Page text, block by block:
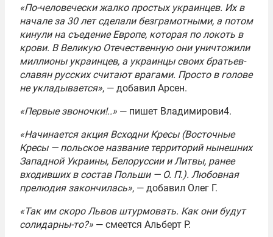
«По-человечески жалко простых украинцев. Их в
начале за 30 лет сделали безграмотными, а потом
кинули на съедение Европе, которая по локоть в
крови. В Великую Отечественную они уничтожили
миллионы украинцев, а украинцы своих братьев-
славян русских считают врагами. Просто в голове
не укладывается», — добавил Арсен.
«Первые звоночки!..» — пишет Владимирови4.
«Начинается акция Всходни Кресы (Восточные
Кресы — польское название территорий нынешних
Западной Украины, Белоруссии и Литвы, ранее
входивших в состав Польши — О. П.). Любовная
прелюдия закончилась», — добавил Олег Г.
«Так им скоро Львов штурмовать. Как они будут
солидарны-то?» — смеется Альберт Р.